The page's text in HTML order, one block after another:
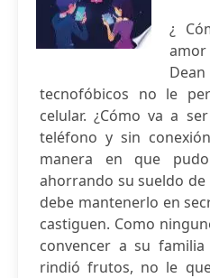
¿
tecnofóbicos no le
celular. ¿Cómo va a
teléfono y sin
manera en que
ahorrando su sueldo
debe mantenerlo en
castiguen. Como
convencer a su
rindió frutos, no le